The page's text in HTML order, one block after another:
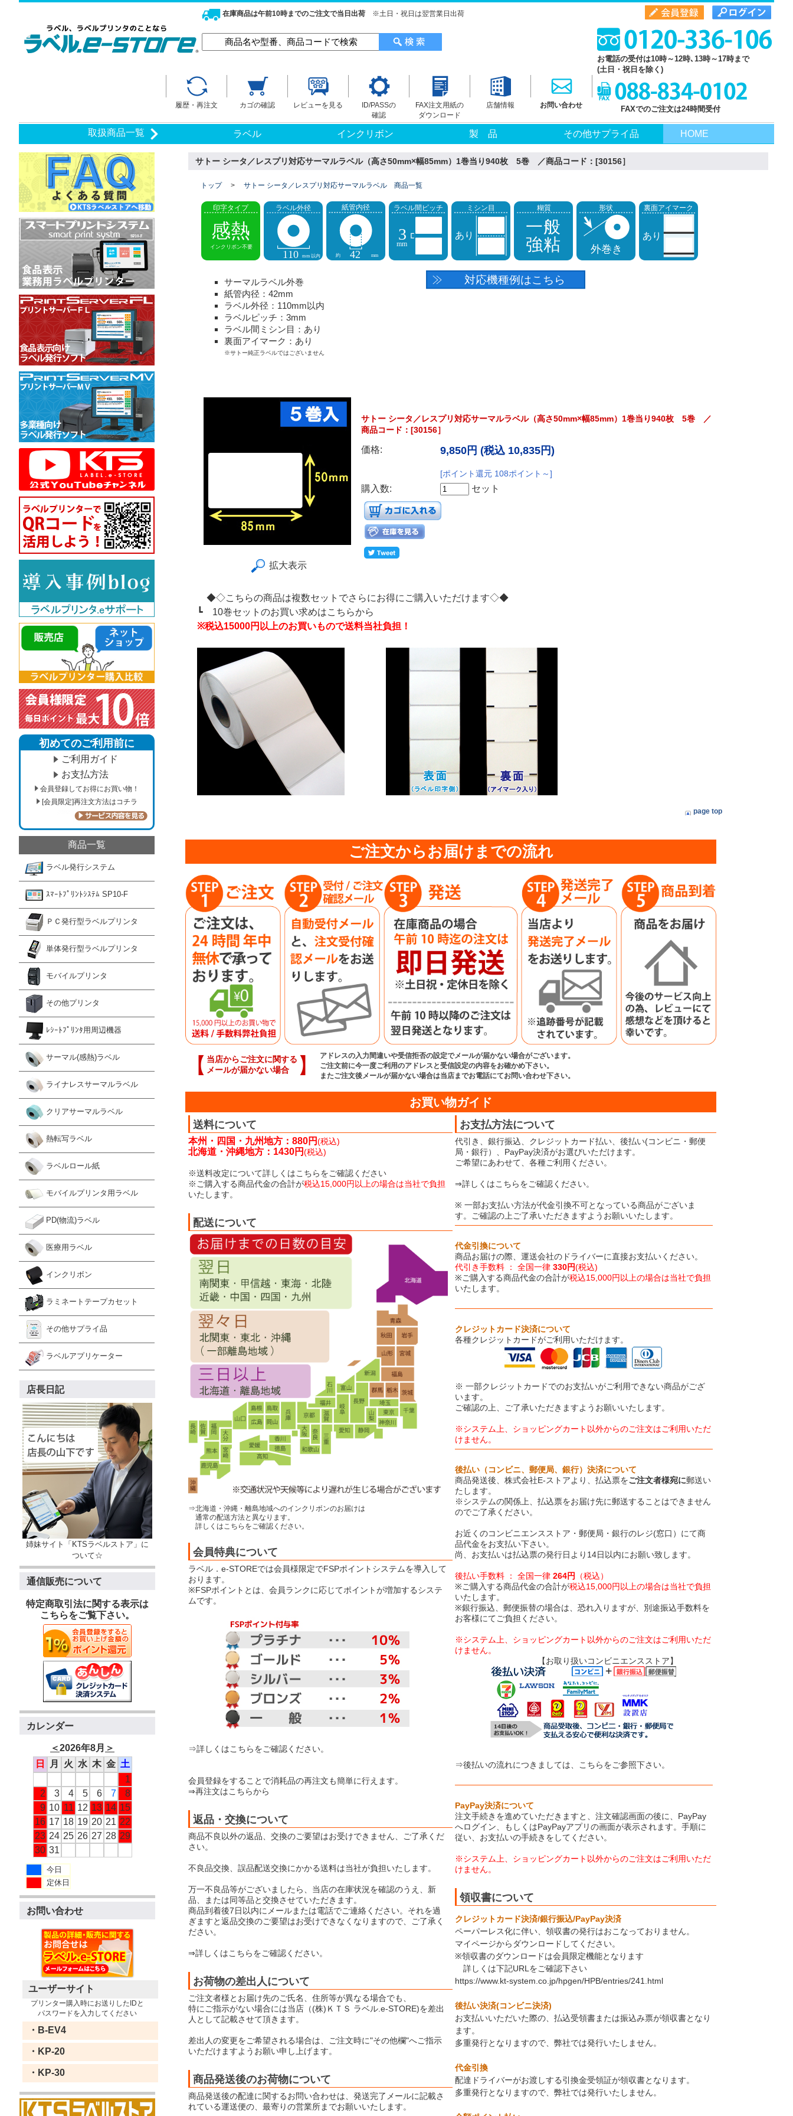
在庫商品は午前10時までのご注文で当日出荷 ※土日・祝日は翌営業日出荷
お電話の受付は10時～12時､13時～17時まで
(土日・祝日を除く)
履歴・再注文 カゴの確認 レビューを見る
ID/PASSの
確認
FAX注文用紙の
ダウンロード
店舗情報 お問い合わせ FAXでのご注文は24時間受付
取扱商品一覧 ラベル インクリボン 製 品 その他サプライ品 HOME
初めてのご利用前に
ご利用ガイド
お支払方法
会員登録してお得にお買い物！
[会員限定]再注文方法はコチラ
商品一覧
ラベル発行システム
ｽﾏｰﾄﾌﾟﾘﾝﾄｼｽﾃﾑ SP10-F
ＰＣ発行型ラベルプリンタ
単体発行型ラベルプリンタ
モバイルプリンタ
その他プリンタ
ﾚｼｰﾄﾌﾟﾘﾝﾀ用周辺機器
サーマル(感熱)ラベル
ライナレスサーマルラベル
クリアサーマルラベル
熱転写ラベル
ラベルロール紙
モバイルプリンタ用ラベル
PD(物流)ラベル
医療用ラベル
インクリボン
ラミネートテープカセット
その他サプライ品
ラベルアプリケーター
店長日記
姉妹サイト「KTSラベルストア」に
ついて☆
通信販売について
特定商取引法に関する表示は
こちらをご覧下さい。
カレンダー
＜2026年8月 ＞
日
月 火 水 木 金 土
1
2
3 4 5 6 7
8
9 10 11 12 13 14 15
16 17 18 19 20 21 22
23 24 25 26 27 28 29
30 31
今日
定休日
お問い合わせ
ユーザーサイト
プリンター購入時にお送りしたIDと
パスワードを入力してください
・B-EV4
・KP-20
・KP-30
サトー シータ／レスプリ対応サーマルラベル（高さ50mm×幅85mm）1巻当り940枚 5巻 ／商品コード：[30156］
拡大表示
サトー シータ／レスプリ対応サーマルラベル（高さ50mm×幅85mm）1巻当り940枚 5巻 ／
商品コード：[30156］
価格: 9,850円 (税込 10,835円)
[ポイント還元 108ポイント～]
購入数: セット
◆◇こちらの商品は複数セットでさらにお得にご購入いただけます◇◆
┗ 10巻セットのお買い求めはこちらから
※税込15000円以上のお買いもので送料当社負担！
page top
ご注文からお届けまでの流れ
【 当店からご注文に関する
メールが届かない場合
】
アドレスの入力間違いや受信拒否の設定でメールが届かない場合がございます。
ご注文前に今一度ご利用のアドレスと受信設定の内容をお確かめ下さい。
またご注文後メールが届かない場合は当店までお電話にてお問い合わせ下さい。
お買い物ガイド
送料について
本州・四国・九州地方：880円(税込)
北海道・沖縄地方：1430円(税込)
※送料改定について詳しくはこちらをご確認ください
※ご購入する商品代金の合計が税込15,000円以上の場合は当社で負担
いたします。
配送について
⇒北海道・沖縄・離島地域へのインクリボンのお届けは
通常の配送方法と異なります。
詳しくはこちらをご確認ください。
会員特典について
ラベル．e-STOREでは会員様限定でFSPポイントシステムを導入して
おります。
※FSPポイントとは、会員ランクに応じてポイントが増加するシステ
ムです。
⇒詳しくはこちらをご確認ください。
会員登録をすることで消耗品の再注文も簡単に行えます。
⇒再注文はこちらから
返品・交換について
商品不良以外の返品、交換のご要望はお受けできません、ご了承くだ
さい。
不良品交換、誤品配送交換にかかる送料は当社が負担いたします。
万一不良品等がございましたら、当店の在庫状況を確認のうえ、新
品、または同等品と交換させていただきます。
商品到着後7日以内にメールまたは電話でご連絡ください。それを過
ぎますと返品交換のご要望はお受けできなくなりますので、ご了承く
ださい。
⇒詳しくはこちらをご確認ください。
お荷物の差出人について
ご注文者様とお届け先のご氏名、住所等が異なる場合でも、
特にご指示がない場合には当店（(株)ＫＴＳ ラベル.e-STORE)を差出
人として記載させて頂きます。
差出人の変更をご希望される場合は、ご注文時に"その他欄"へご指示
いただけますようお願い申し上げます。
商品発送後のお荷物について
商品発送後の配達に関するお問い合わせは、発送完了メールに記載さ
れている運送便の、最寄りの営業所までお願いいたします。
お支払方法について
代引き、銀行振込、クレジットカード払い、後払い(コンビニ・郵便
局・銀行）、PayPay決済がお選びいただけます。
ご希望にあわせて、各種ご利用ください。
⇒詳しくはこちらをご確認ください。
※ 一部お支払い方法が代金引換不可となっている商品がございま
す。ご確認の上ご了承いただきますようお願いいたします。
代金引換について
商品お届けの際、運送会社のドライバーに直接お支払いください。
代引き手数料 ： 全国一律 330円(税込)
※ご購入する商品代金の合計が税込15,000円以上の場合は当社で負担
いたします。
クレジットカード決済について
各種クレジットカードがご利用いただけます。
※ 一部クレジットカードでのお支払いがご利用できない商品がござ
います。
ご確認の上、ご了承いただきますようお願いいたします。
※システム上、ショッピングカート以外からのご注文はご利用いただ
けません。
後払い（コンビニ、郵便局、銀行）決済について
商品発送後、株式会社E-ストアより、払込票をご注文者様宛に郵送い
たします。
※システムの関係上、払込票をお届け先に郵送することはできません
のでご了承ください。
お近くのコンビニエンスストア・郵便局・銀行のレジ(窓口）にて商
品代金をお支払い下さい。
尚、お支払いは払込票の発行日より14日以内にお願い致します。
後払い手数料 ： 全国一律 264円 （税込）
※ご購入する商品代金の合計が税込15,000円以上の場合は当社で負担
いたします。
※銀行振込、郵便振替の場合は、恐れ入りますが、別途振込手数料を
お客様にてご負担ください。
※システム上、ショッピングカート以外からのご注文はご利用いただ
けません。
【お取り扱いコンビニエンスストア】
⇒後払いの流れにつきましては、こちらをご参照下さい。
PayPay決済について
注文手続きを進めていただきますと、注文確認画面の後に、PayPay
へログイン、もしくはPayPayアプリの画面が表示されます。手順に
従い、お支払いの手続きをしてください。
※システム上、ショッピングカート以外からのご注文はご利用いただ
けません。
領収書について
クレジットカード決済/銀行振込/PayPay決済
ペーパーレス化に伴い、領収書の発行はおこなっておりません。
マイページからダウンロードしてください。
※領収書のダウンロードは会員限定機能となります
詳しくは下記URLをご確認下さい
https://www.kt-system.co.jp/hpgen/HPB/entries/241.html
後払い決済(コンビニ決済)
お支払いいただいた際の、払込受領書または振込み票が領収書となり
ます。
多重発行となりますので、弊社では発行いたしません。
代金引換
配達ドライバーがお渡しする引換金受領証が領収書となります。
多重発行となりますので、弊社では発行いたしません。